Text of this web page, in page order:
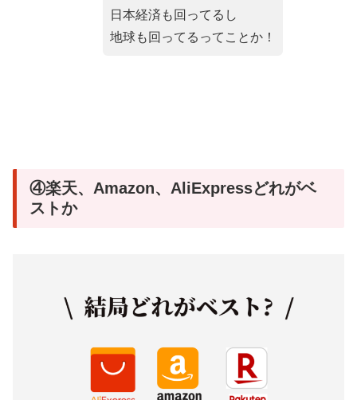
日本経済も回ってるし
地球も回ってるってことか！
④楽天、Amazon、AliExpressどれがベ
ストか